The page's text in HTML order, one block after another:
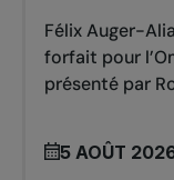
Félix Auger-
forfait pour
présenté par
5 AOÛT